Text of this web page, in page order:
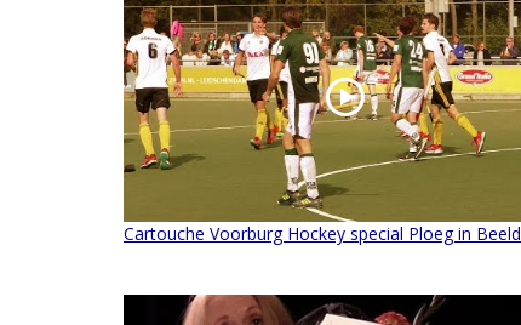
Cartouche Voorburg Hockey special Ploeg in Beeld